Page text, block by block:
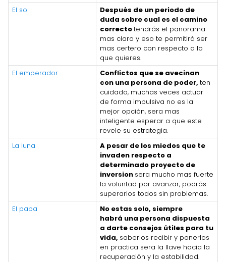
El sol
Después de un periodo de
duda sobre cual es el camino
correctotendrás el panorama
mas claro y eso te permitirá ser
mas certero con respecto a lo
que quieres.
El emperador
Conflictos que se avecinan
con una persona de poder, ten
cuidado, muchas veces actuar
de forma impulsiva no es la
mejor opción, sera mas
inteligente esperar a que este
revele su estrategia.
La luna
A pesar de los miedos que te
invaden respecto a
determinado proyecto de
inversion sera mucho mas fuerte
la voluntad por avanzar, podrás
superarlos todos sin problemas.
El papa
No estas solo, siempre
habrá una persona dispuesta
a darte consejos útiles para tu
vida, saberlos recibir y ponerlos
en practica sera la llave hacia la
recuperación y la estabilidad.